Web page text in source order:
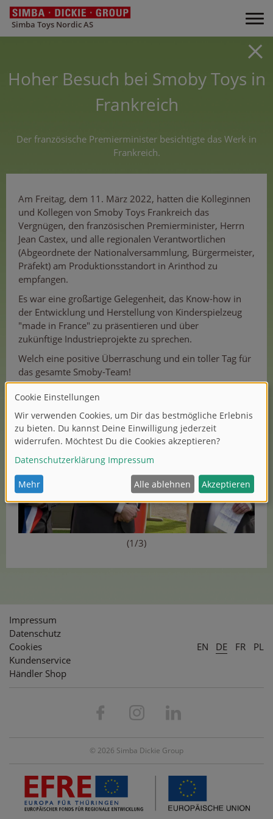
Simba Toys Nordic AS
Hoher Besuch bei Smoby Toys in
Frankreich
Der französische Premierminister besichtigte das Werk in
Frankreich.
Am Freitag, dem 11. März 2022, hatten die Kolleginnen
und Kollegen von Smoby Toys Frankreich das
Vergnügen, den französischen Premierminister, Herrn
Jean Castex, und alle regionalen Verantwortlichen
(Abgeordnete der Nationalversammlung, Bürgermeister,
Präfekt) am Produktionsstandort in Arinthod zu
empfangen.
Es war eine großartige Gelegenheit, das Know-how in
der Entwicklung und Herstellung von Kinderspielzeug
"made in France" zu präsentieren und über
zukünftige Industrieprojekte zu sprechen.
Welch eine positive Überraschung und ein toller Tag für
das gesamte Smoby-Team!
(1/3)
Impressum
Datenschutz
Cookies
Kundenservice
Händler Shop
EN DE FR PL
© 2026 Simba Dickie Group